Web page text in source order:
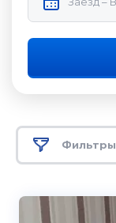
Фильтры